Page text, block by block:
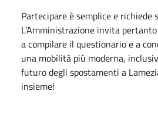
Partecipare è semplice e richiede
L’Amministrazione invita
a compilare il questionario e a
una mobilità più moderna,
futuro degli spostamenti a
insieme!